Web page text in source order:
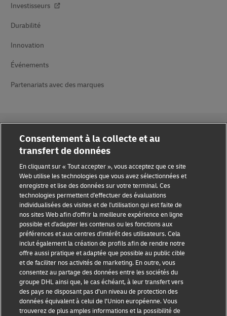
Investisseurs
Durabilité
Innovation
Événements
Partenariats avec des marques
Sensibilisation à la fraude
Mention légale
Conditions d’utilisation
Confidentialité
Accessibilité
Informations complémentaires
Paramètres des cookies
Suivez-nous
Consentement à la collecte et au
transfert de données
En cliquant sur « Tout accepter », vous acceptez que ce site
Web utilise les technologies que vous avez sélectionnées et
enregistre et lise des données sur votre terminal. Ces
technologies permettent d'effectuer des évaluations
individualisées des visites et de l'utilisation qui est faite de
nos sites Web afin d'offrir la meilleure expérience en ligne
possible et d'adapter les contenus ou les fonctions aux
préférences et aux centres d'intérêt des utilisateurs. Cela
inclut également la création de profils afin de rendre notre
offre aussi pratique et adaptée que possible au public cible
et de faciliter nos activités de marketing. En outre, vous
consentez au partage des données entre les sociétés du
groupe DHL ainsi que, le cas échéant, à leur transfert vers
des pays ne disposant pas d’un niveau de protection des
données équivalent à celui de l’Union européenne. Vous
trouverez de plus amples informations et la possibilité de